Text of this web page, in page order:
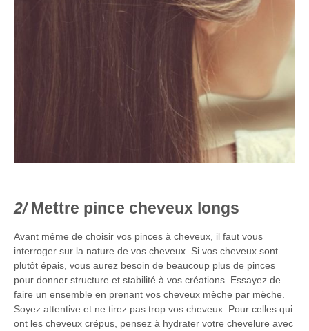
Mettre pince cheveux longs
Avant même de choisir vos pinces à cheveux, il faut vous
interroger sur la nature de vos cheveux. Si vos cheveux sont
plutôt épais, vous aurez besoin de beaucoup plus de pinces
pour donner structure et stabilité à vos créations. Essayez de
faire un ensemble en prenant vos cheveux mèche par mèche.
Soyez attentive et ne tirez pas trop vos cheveux. Pour celles qui
ont les cheveux crépus, pensez à hydrater votre chevelure avec